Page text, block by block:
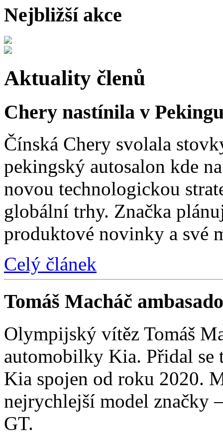
Nejbližší akce
Aktuality členů
Chery nastínila v
Čínská Chery svolala
pekingský autosalon kde
novou technologickou
globální trhy. Značka
produktové novinky a své
Celý článek
Tomáš Macháč
Olympijský vítěz Tomáš
automobilky Kia. Přidal se
Kia spojen od roku 2020.
nejrychlejší model značky
GT.